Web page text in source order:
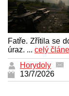
Fatře. Zřítila se
úraz. ... celý
Horydoly
13/7/2026